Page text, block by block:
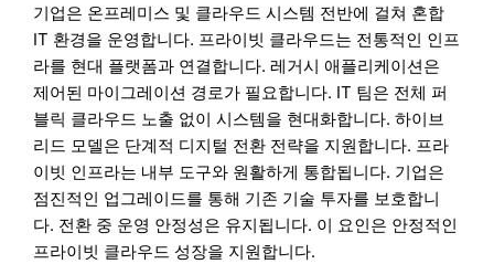
기업은 온프레미스 및 클라우드 시스템 전반에 걸쳐 혼합
IT 환경을 운영합니다. 프라이빗 클라우드는 전통적인 인프
라를 현대 플랫폼과 연결합니다. 레거시 애플리케이션은
제어된 마이그레이션 경로가 필요합니다. IT 팀은 전체 퍼
블릭 클라우드 노출 없이 시스템을 현대화합니다. 하이브
리드 모델은 단계적 디지털 전환 전략을 지원합니다. 프라
이빗 인프라는 내부 도구와 원활하게 통합됩니다. 기업은
점진적인 업그레이드를 통해 기존 기술 투자를 보호합니
다. 전환 중 운영 안정성은 유지됩니다. 이 요인은 안정적인
프라이빗 클라우드 성장을 지원합니다.